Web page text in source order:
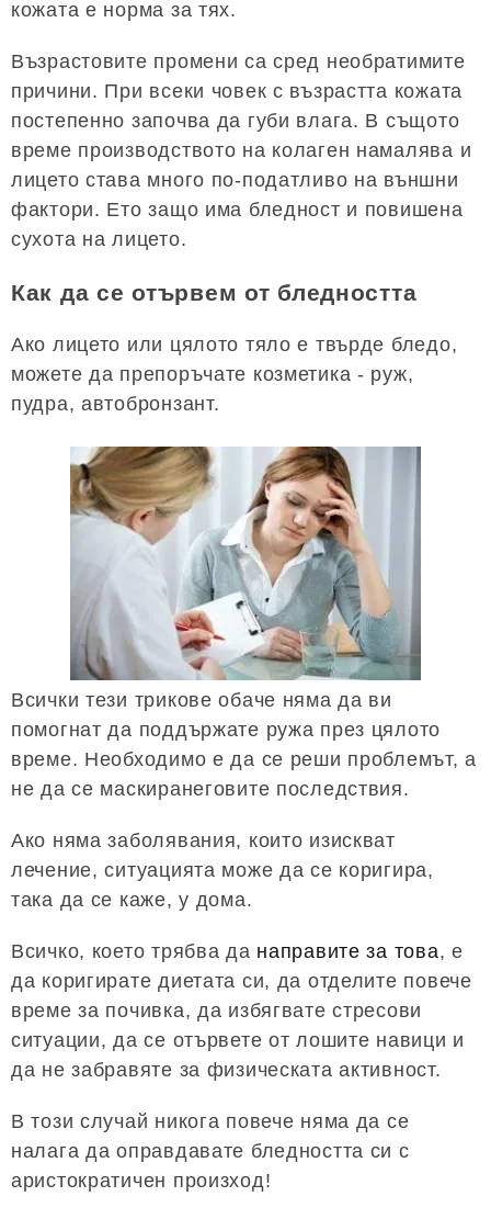
кожата е норма за тях.
Възрастовите промени са сред необратимите
причини. При всеки човек с възрастта кожата
постепенно започва да губи влага. В същото
време производството на колаген намалява и
лицето става много по-податливо на външни
фактори. Ето защо има бледност и повишена
сухота на лицето.
Как да се отървем от бледността
Ако лицето или цялото тяло е твърде бледо,
можете да препоръчате козметика - руж,
пудра, автобронзант.
Всички тези трикове обаче няма да ви
помогнат да поддържате ружа през цялото
време. Необходимо е да се реши проблемът, а
не да се маскиранеговите последствия.
Ако няма заболявания, които изискват
лечение, ситуацията може да се коригира,
така да се каже, у дома.
Всичко, което трябва да направите за това, е
да коригирате диетата си, да отделите повече
време за почивка, да избягвате стресови
ситуации, да се отървете от лошите навици и
да не забравяте за физическата активност.
В този случай никога повече няма да се
налага да оправдавате бледността си с
аристократичен произход!